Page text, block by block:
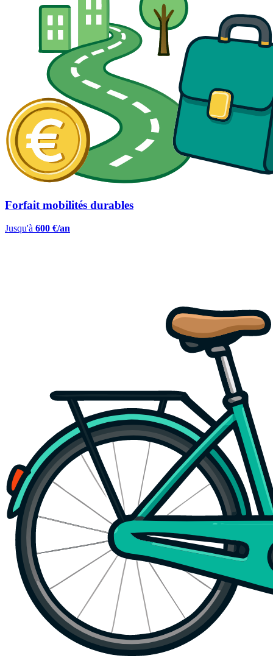
Forfait mobilités durables
Jusqu'à 600 €/an